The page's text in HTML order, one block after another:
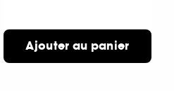
Ajouter au panier